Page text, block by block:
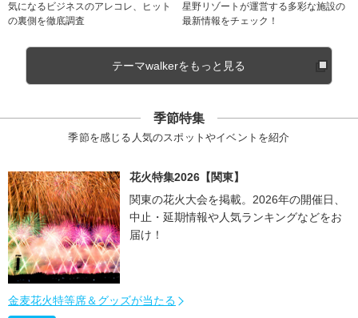
気になるビジネスのアレコレ、ヒット
の裏側を徹底調査
星野リゾートが運営する多彩な施設の
最新情報をチェック！
テーマwalkerをもっと見る
季節特集
季節を感じる人気のスポットやイベントを紹介
花火特集2026【関東】
関東の花火大会を掲載。2026年の開催日、
中止・延期情報や人気ランキングなどをお
届け！
金麦花火特等席＆グッズが当たる